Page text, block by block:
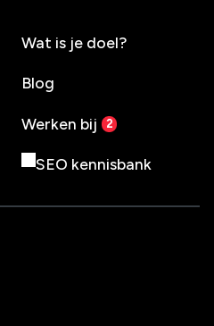
Wat is je doel?
Blog
Werken bij
SEO kennisbank